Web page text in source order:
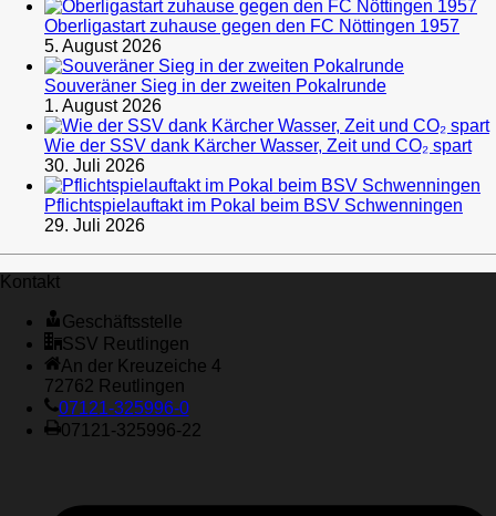
Oberligastart zuhause gegen den FC Nöttingen 1957
5. August 2026
Souveräner Sieg in der zweiten Pokalrunde
1. August 2026
Wie der SSV dank Kärcher Wasser, Zeit und CO₂ spart
30. Juli 2026
Pflichtspielauftakt im Pokal beim BSV Schwenningen
29. Juli 2026
Kontakt
Geschäftsstelle
SSV Reutlingen
An der Kreuzeiche 4
72762 Reutlingen
07121-325996-0
07121-325996-22